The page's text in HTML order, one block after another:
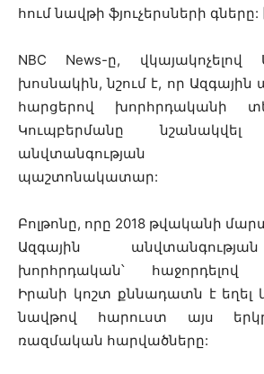
հում նավթի ֆյուչերսների գները:
NBC News-ը,
խոսնակին, նշում է, որ
հարցերով խորհրդականի
Կուպբերմանը
անվտանգության
պաշտոնակատար:
Բոլթոնը, որը 2018 թվականի
Ազգային
խորհրդական՝ հաջորդելով
Իրանի կոշտ քննադատն է
նավթով հարուստ այս
ռազմական հարվածները: